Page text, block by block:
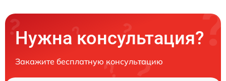
Нужна консультация?
Закажите бесплатную консультацию